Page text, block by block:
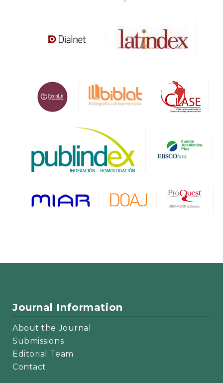
Journal Information
About the Journal
Submissions
Editorial Team
Contact